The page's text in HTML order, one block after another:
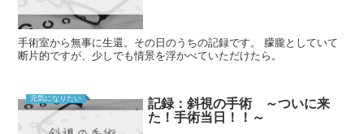
手術室から無事に生還。その日のうちの記録です。 朦朧としていて
断片的ですが、少しでも情景を浮かべていただけたら。
元気になりたい
記録：斜視の手術 ～ついに来
た！手術当日！！～